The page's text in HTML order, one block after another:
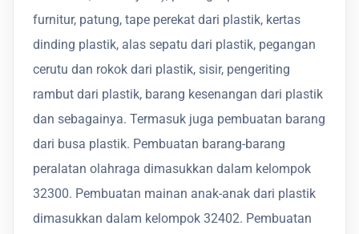
furnitur, patung, tape perekat dari plastik, kertas
dinding plastik, alas sepatu dari plastik, pegangan
cerutu dan rokok dari plastik, sisir, pengeriting
rambut dari plastik, barang kesenangan dari plastik
dan sebagainya. Termasuk juga pembuatan barang
dari busa plastik. Pembuatan barang-barang
peralatan olahraga dimasukkan dalam kelompok
32300. Pembuatan mainan anak-anak dari plastik
dimasukkan dalam kelompok 32402. Pembuatan